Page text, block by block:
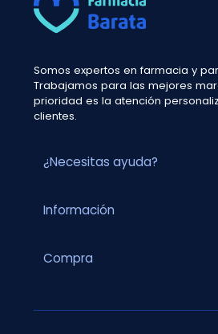
Somos expertos en farmacia y
Trabajamos para las mejores
prioridad es la atención
clientes.
¿Necesitas ayuda?
Información
Compra